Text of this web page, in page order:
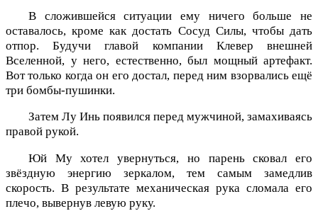
В сложившейся ситуации ему ничего больше не
оставалось, кроме как достать Сосуд Силы, чтобы дать
отпор. Будучи главой компании Клевер внешней
Вселенной, у него, естественно, был мощный артефакт.
Вот только когда он его достал, перед ним взорвались ещё
три бомбы-пушинки.
Затем Лу Инь появился перед мужчиной, замахиваясь
правой рукой.
Юй Му хотел увернуться, но парень сковал его
звёздную энергию зеркалом, тем самым замедлив
скорость. В результате механическая рука сломала его
плечо, вывернув левую руку.